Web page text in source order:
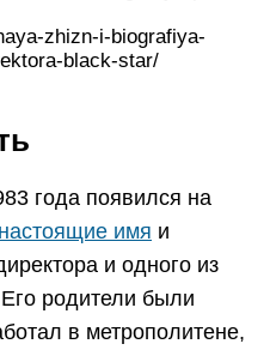
zhizn-i-biografiya-
black-star/
года появился на
имя и
и одного из
родители были
в метрополитене,